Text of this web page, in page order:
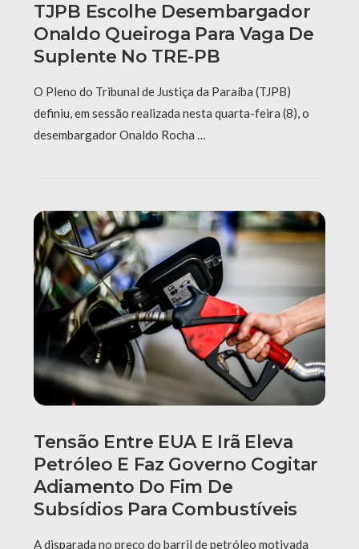
TJPB Escolhe Desembargador
Onaldo Queiroga Para Vaga De
Suplente No TRE-PB
O Pleno do Tribunal de Justiça da Paraíba (TJPB)
definiu, em sessão realizada nesta quarta-feira (8), o
desembargador Onaldo Rocha …
Tensão Entre EUA E Irã Eleva
Petróleo E Faz Governo Cogitar
Adiamento Do Fim De
Subsídios Para Combustíveis
A disparada no preço do barril de petróleo motivada